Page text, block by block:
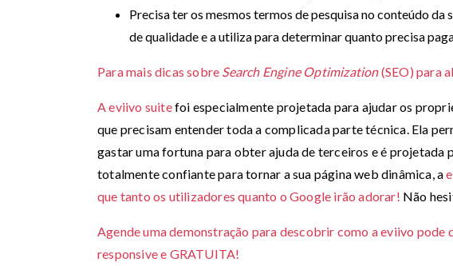
Precisa ter os mesmos termos de pesquisa no conteúdo
de qualidade e a utiliza para determinar quanto precisa
Para mais dicas sobre Search Engine Optimization(SEO) para
A eviivo suitefoi especialmente projetada para ajudar os
que precisam entender toda a complicada parte técnica. Ela
gastar uma fortuna para obter ajuda de terceiros e é projetada
totalmente confiante para tornar a sua página web dinâmica, a
que tanto os utilizadores quanto o Google irão adorar! Não
Agende uma demonstração para descobrir como a eviivo pode
responsive e GRATUITA!